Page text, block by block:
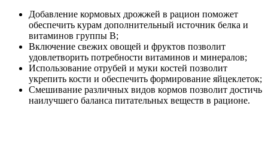
Добавление кормовых дрожжей в рацион поможет
обеспечить курам дополнительный источник белка и
витаминов группы В;
Включение свежих овощей и фруктов позволит
удовлетворить потребности витаминов и минералов;
Использование отрубей и муки костей позволит
укрепить кости и обеспечить формирование яйцеклеток;
Смешивание различных видов кормов позволит достичь
наилучшего баланса питательных веществ в рационе.